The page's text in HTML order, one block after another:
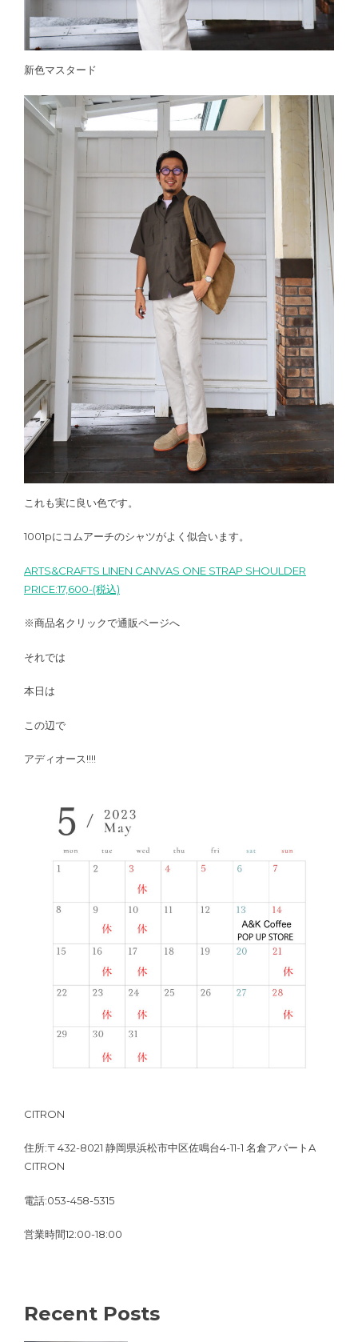
新色マスタード
これも実に良い色です。
1001pにコムアーチのシャツがよく似合います。
ARTS&CRAFTS LINEN CANVAS ONE STRAP SHOULDER
PRICE:17,600-(税込)
※商品名クリックで通販ページへ
それでは
本日は
この辺で
アディオース!!!!
CITRON
住所:〒432-8021 静岡県浜松市中区佐鳴台4-11-1 名倉アパートA
CITRON
電話:053-458-5315
営業時間12:00-18:00
Recent Posts